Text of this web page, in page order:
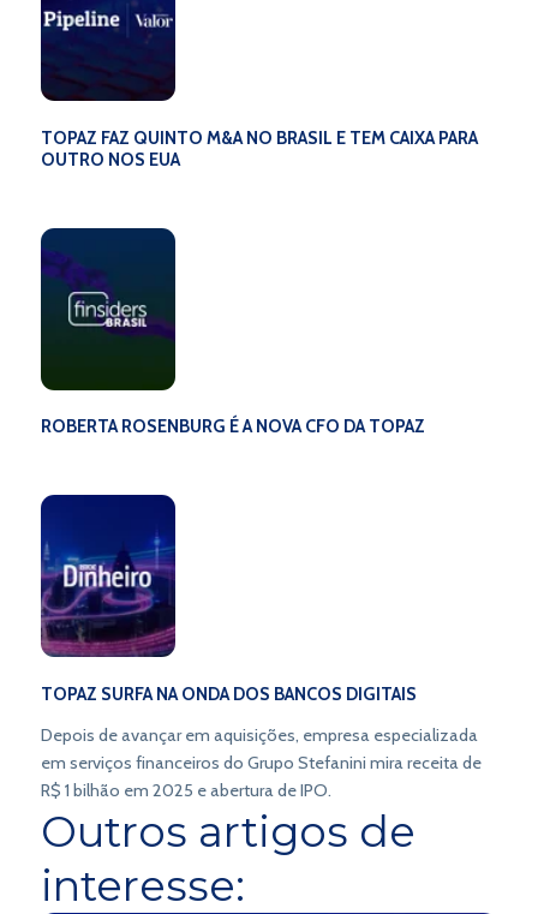
TOPAZ FAZ QUINTO M&A NO BRASIL E TEM CAIXA PARA
OUTRO NOS EUA
ROBERTA ROSENBURG É A NOVA CFO DA TOPAZ
TOPAZ SURFA NA ONDA DOS BANCOS DIGITAIS
Depois de avançar em aquisições, empresa especializada
em serviços financeiros do Grupo Stefanini mira receita de
R$ 1 bilhão em 2025 e abertura de IPO.
Outros artigos de
interesse: